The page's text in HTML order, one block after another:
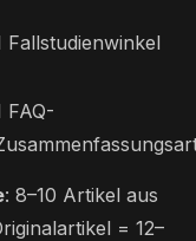
Fallstudienwinkel
FAQ-
: 8–10 Artikel aus
= 12–